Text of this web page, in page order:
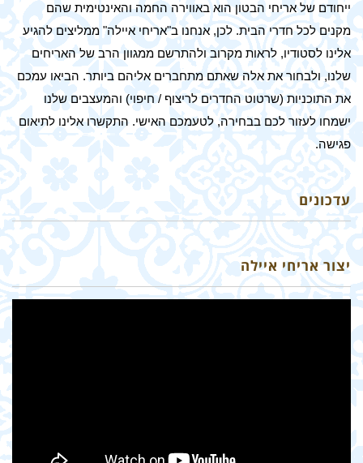
ייחודם של אריחי הבטון הוא באווירה החמה והאינטימית שהם
מקנים לכל חדרי הבית. לכן, אנחנו ב"אריחי איילה" ממליצים להגיע
אלינו לסטודיו, לראות מקרוב ולהתרשם ממגוון הרב של האריחים
שלנו, ולבחור את אלה שאתם מתחברים אליהם ביותר. הביאו עמכם
את התוכניות (שרטוט החדרים לריצוף / חיפוי) והמעצבים שלנו
ישמחו לעזור לכם בבחירה, לטעמכם האישי. התקשרו אלינו לתיאום
פגישה.
עדכונים
יצור אריחי איילה